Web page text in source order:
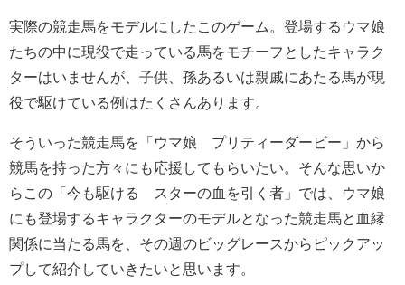
実際の競走馬をモデルにしたこのゲーム。登場するウマ娘
たちの中に現役で走っている馬をモチーフとしたキャラク
ターはいませんが、子供、孫あるいは親戚にあたる馬が現
役で駆けている例はたくさんあります。
そういった競走馬を「ウマ娘 プリティーダービー」から
競馬を持った方々にも応援してもらいたい。そんな思いか
らこの「今も駆ける スターの血を引く者」では、ウマ娘
にも登場するキャラクターのモデルとなった競走馬と血縁
関係に当たる馬を、その週のビッグレースからピックアッ
プして紹介していきたいと思います。